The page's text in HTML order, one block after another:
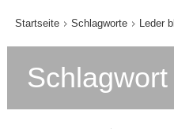
Startseite Schlagworte Leder